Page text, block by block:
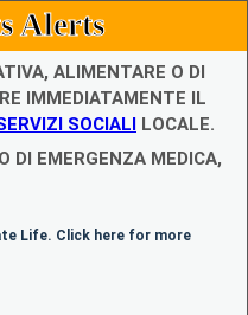
Alerts
ALIMENTARE O DI
IMMEDIATAMENTE IL
SOCIALI LOCALE.
DI EMERGENZA MEDICA,
Life. Click here for more